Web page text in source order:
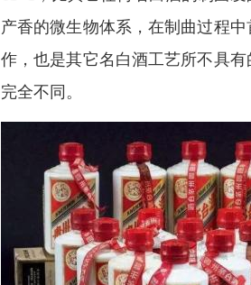
产香的微生物体系，在制曲过程
作，也是其它名白酒工艺所不具
完全不同。